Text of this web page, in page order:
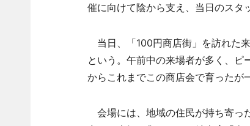
催に向けて陰から支え、当日のスタ
当日、「100円商店街」を訪れた
という。午前中の来場者が多く、ピ
からこれまでこの商店会で育ったが
会場には、地域の住民が持ち寄っ